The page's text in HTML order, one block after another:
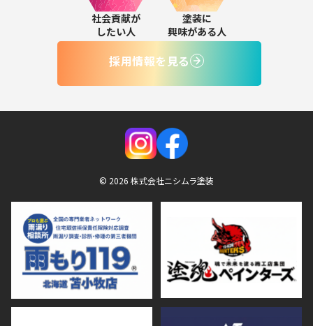
社会貢献が
したい人
塗装に
興味がある人
採用情報を見る
© 2026 株式会社ニシムラ塗装